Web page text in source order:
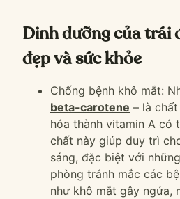
Dinh dưỡng của trái
đẹp và sức khỏe
Chống bệnh khô mắt:
beta-carotene – là
hóa thành vitamin A có
chất này giúp duy trì
sáng, đặc biệt với
phòng tránh mắc các
như khô mắt gây ngứa,